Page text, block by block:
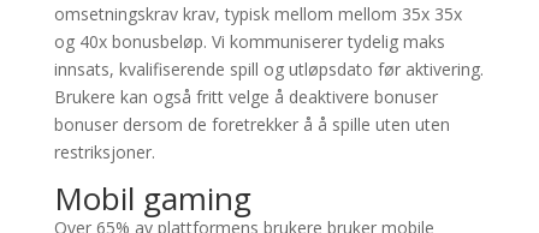
omsetningskrav krav, typisk mellom mellom 35x 35x
og 40x bonusbeløp. Vi kommuniserer tydelig maks
innsats, kvalifiserende spill og utløpsdato før aktivering.
Brukere kan også fritt velge å deaktivere bonuser
bonuser dersom de foretrekker å å spille uten uten
restriksjoner.
Mobil gaming
Over 65% av plattformens brukere bruker mobile